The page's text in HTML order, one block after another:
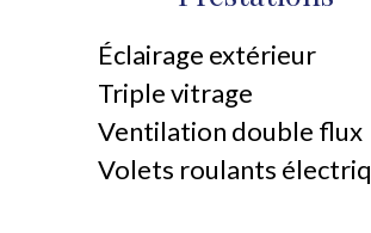
Éclairage extérieur
Triple vitrage
Ventilation double flux
Volets roulants